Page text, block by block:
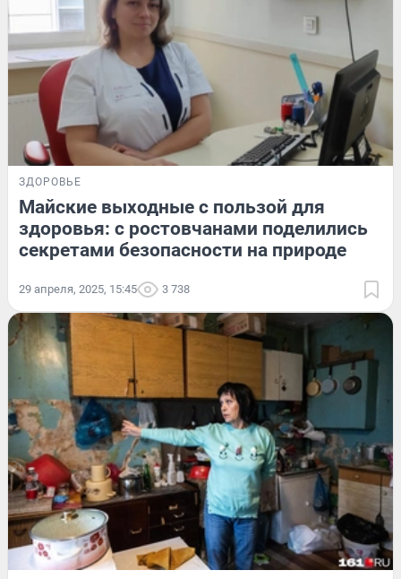
ЗДОРОВЬЕ
Майские выходные с пользой для
здоровья: с ростовчанами поделились
секретами безопасности на природе
29 апреля, 2025, 15:45 3 738